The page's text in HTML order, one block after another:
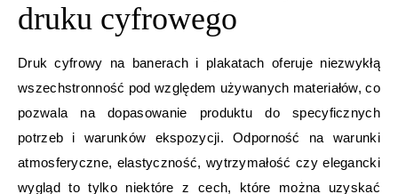
druku cyfrowego
Druk cyfrowy na banerach i plakatach oferuje niezwykłą
wszechstronność pod względem używanych materiałów, co
pozwala na dopasowanie produktu do specyficznych
potrzeb i warunków ekspozycji. Odporność na warunki
atmosferyczne, elastyczność, wytrzymałość czy elegancki
wygląd to tylko niektóre z cech, które można uzyskać